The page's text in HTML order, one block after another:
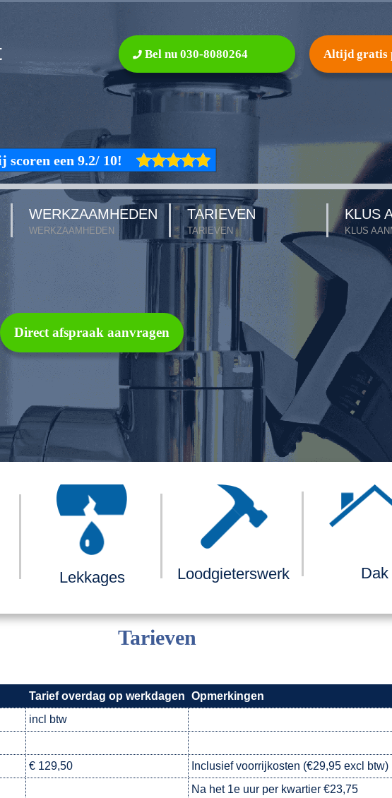
Bel nu 030-8080264 Altijd gratis
WERKZAAMHEDEN
WERKZAAMHEDEN
TARIEVEN
TARIEVEN
KLUS
KLUS
Direct afspraak aanvragen
Lekkages Loodgieterswerk Dak
Tarieven
Tarief overdag op werkdagen Opmerkingen
incl btw
€ 129,50
Inclusief voorrijkosten (€29,95 excl btw)
Na het 1e uur per kwartier €23,75